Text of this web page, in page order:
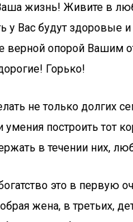
жизнь! Живите в
у Вас будут здоровые
верной опорой Вашим
Горько!
не только долгих
умения построить тот
в течении них,
это в первую
жена, в третьих,